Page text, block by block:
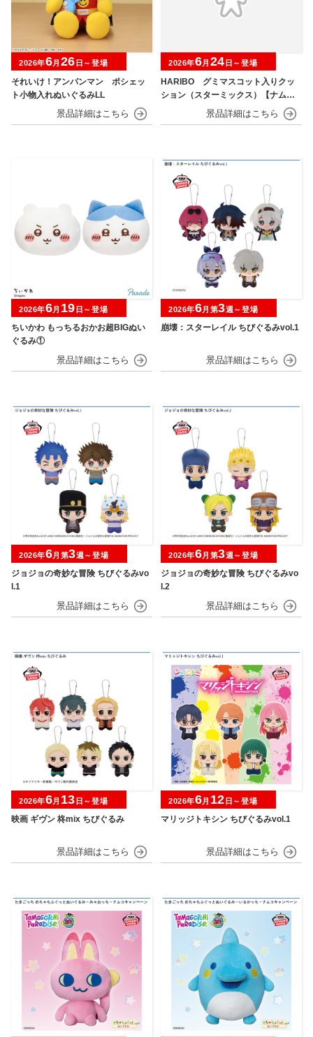
それいけ！アンパンマン ポシェッ
ト小物入れぬいぐるみLL
2026年6月 26 日～登場
HARIBO グミマスコット入りクッ
ション（スターミックス）【ナムコ
2026年6月 24 日～登場
ちいかわ もっちるおかお超BIGぬい
ぐるみ①
2026年6月 19 日～登場
崩壊：スターレイル ちびぐるみvol.1
2026年6月第3週～登場
ジョジョの奇妙な冒険 ちびぐるみvo
l.1
2026年6月第3週～登場
ジョジョの奇妙な冒険 ちびぐるみvo
l.2
2026年6月第3週～登場
映画 ギヴン 柊mix ちびぐるみ
2026年6月 13 日～登場
マリッジトキシン ちびぐるみvol.1
2026年6月 12 日～登場